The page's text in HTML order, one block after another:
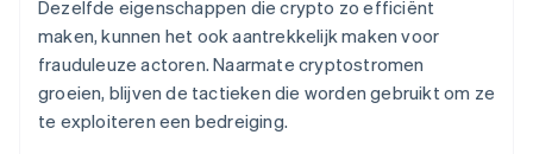
Dezelfde eigenschappen die crypto zo efficiënt
maken, kunnen het ook aantrekkelijk maken voor
frauduleuze actoren. Naarmate cryptostromen
groeien, blijven de tactieken die worden gebruikt om ze
te exploiteren een bedreiging.